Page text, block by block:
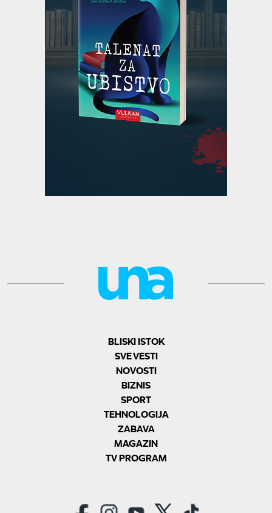
BLISKI ISTOK
SVE VESTI
NOVOSTI
BIZNIS
SPORT
TEHNOLOGIJA
ZABAVA
MAGAZIN
TV PROGRAM